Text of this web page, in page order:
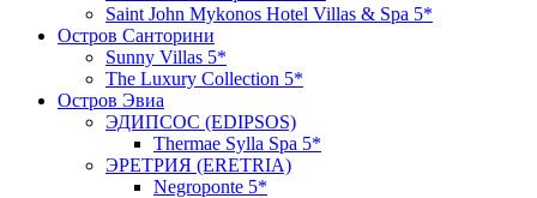
Saint John Mykonos Hotel Villas & Spa 5*
Остров Санторини
Sunny Villas 5*
The Luxury Collection 5*
Остров Эвиа
ЭДИПСОС (EDIPSOS)
Thermae Sylla Spa 5*
ЭРЕТРИЯ (ERETRIA)
Negroponte 5*